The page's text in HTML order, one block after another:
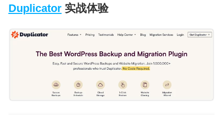
Duplicator实战体验